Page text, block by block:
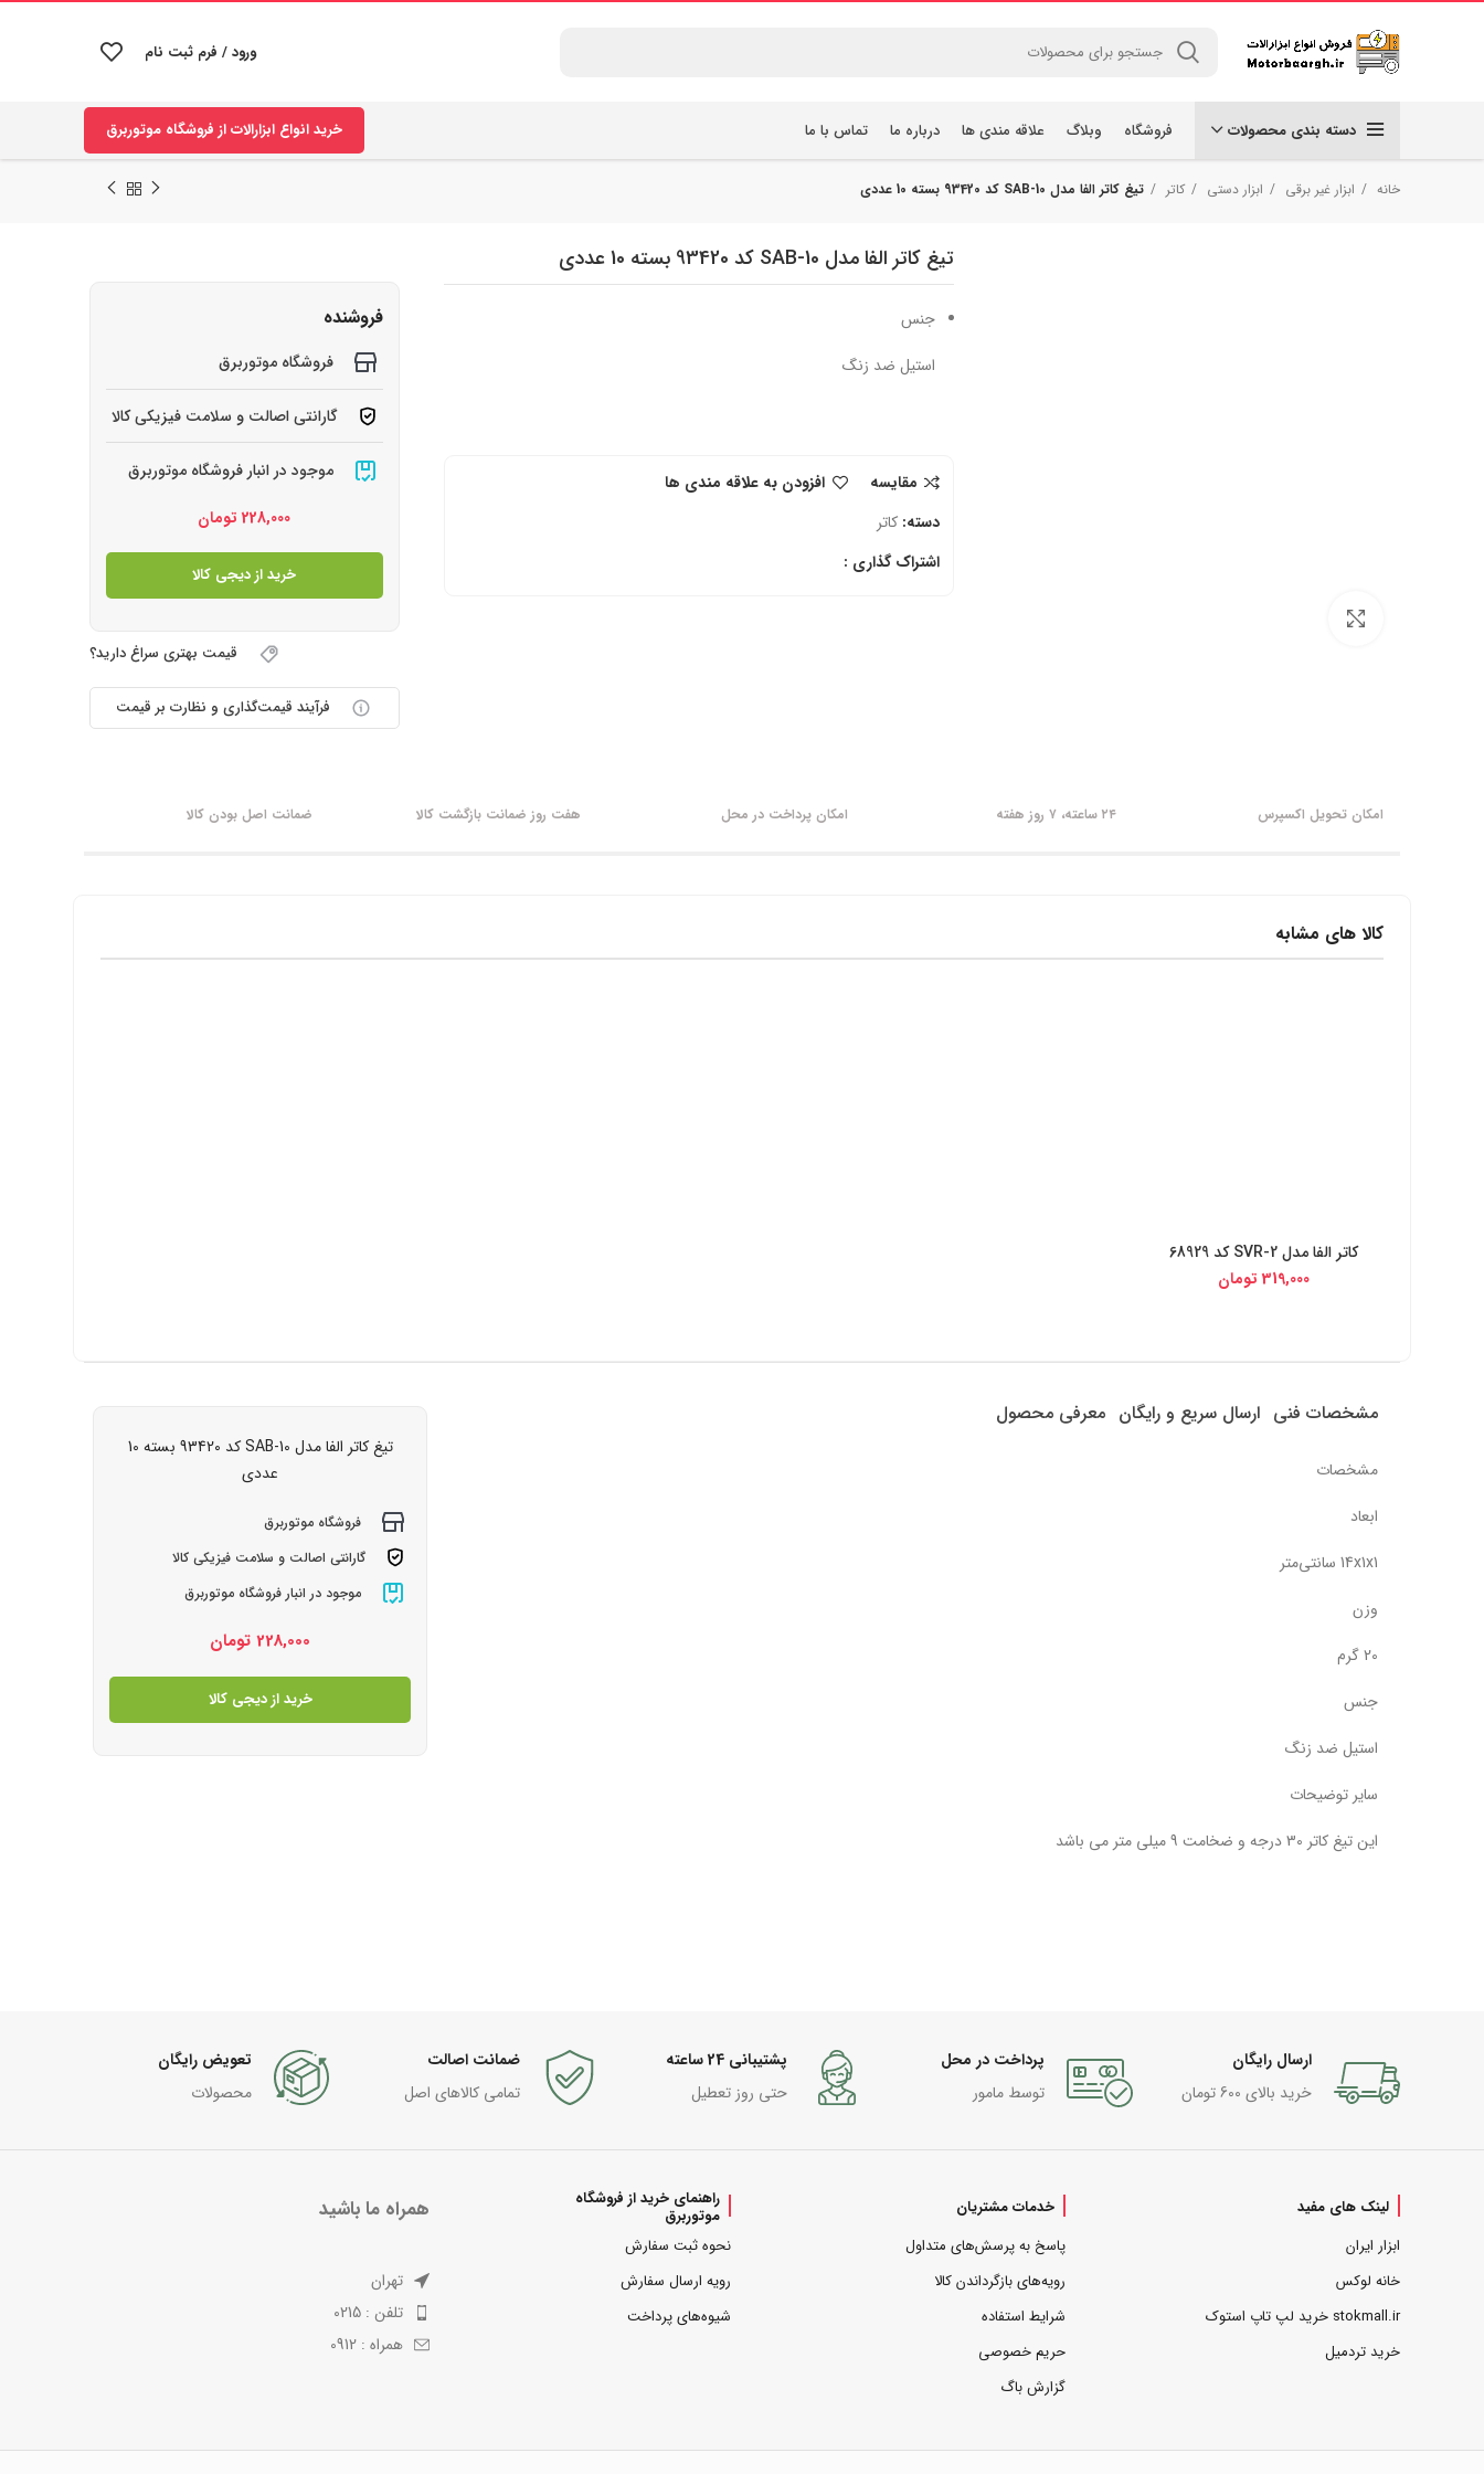
ورود / فرم ثبت نام
دسته بندی محصولات فروشگاه وبلاگ علاقه مندی ها درباره ما تماس با ما خرید انواع ابزارالات از فروشگاه موتوربرق
خانه ابزار غیر برقی ابزار دستی کاتر تیغ کاتر الفا مدل SAB-10 کد 93420 بسته 10 عددی
تیغ کاتر الفا مدل SAB-10 کد 93420 بسته 10 عددی
جنس
استیل ضد زنگ
مقایسه
افزودن به علاقه مندی ها
دسته: کاتر
اشتراک گذاری :
فروشنده
فروشگاه موتوربرق
گارانتی اصالت و سلامت فیزیکی کالا
موجود در انبار فروشگاه موتوربرق
228,000 تومان
خرید از دیجی کالا
قیمت بهتری سراغ دارید؟
فرآیند قیمت‌گذاری و نظارت بر قیمت
امکان تحویل اکسپرس ۲۴ ساعته، ۷ روز هفته امکان پرداخت در محل هفت روز ضمانت بازگشت کالا ضمانت اصل بودن کالا
کالا های مشابه
خرید از دیجی کالاکاتر الفا مدل SVR-2 کد 68929
319,000 تومان
مشخصات فنی ارسال سریع و رایگان معرفی محصول
مشخصات
ابعاد
14x1x1 سانتی‌متر
وزن
20 گرم
جنس
استیل ضد زنگ
سایر توضیحات
این تیغ کاتر 30 درجه و ضخامت 9 میلی متر می باشد
تیغ کاتر الفا مدل SAB-10 کد 93420 بسته 10
عددی
فروشگاه موتوربرق
گارانتی اصالت و سلامت فیزیکی کالا
موجود در انبار فروشگاه موتوربرق
228,000 تومان
خرید از دیجی کالا
ارسال رایگان
خرید بالای 600 تومان
پرداخت در محل
توسط مامور
پشتیبانی 24 ساعته
حتی روز تعطیل
ضمانت اصالت
تمامی کالاهای اصل
تعویض رایگان
محصولات
لینک های مفید
ابزار ایران
خانه لوکس
stokmall.ir خرید لپ تاپ استوک
خرید تردمیل
خدمات مشتریان
پاسخ به پرسش‌های متداول
رویه‌های بازگرداندن کالا
شرایط استفاده
حریم خصوصی
گزارش باگ
راهنمای خرید از فروشگاه
موتوربرق
نحوه ثبت سفارش
رویه ارسال سفارش
شیوه‌های پرداخت
همراه ما باشید
تهران
تلفن : 0215
همراه : 0912